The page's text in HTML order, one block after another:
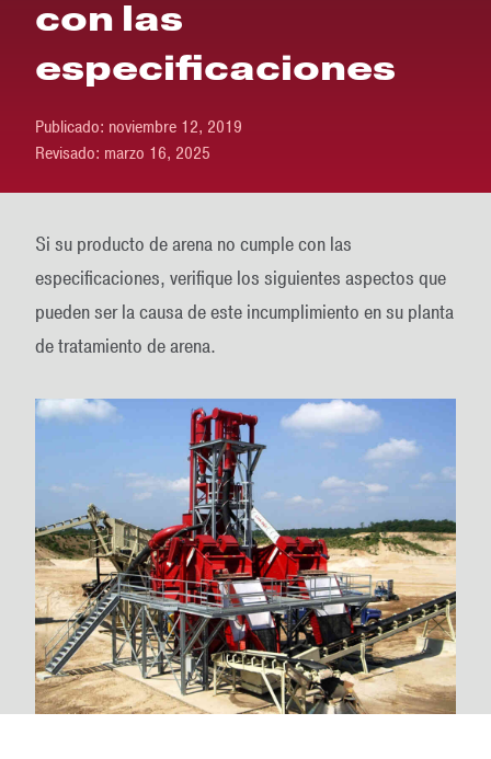
con las
especificaciones
Publicado: noviembre 12, 2019
Revisado: marzo 16, 2025
Si su producto de arena no cumple con las
especificaciones, verifique los siguientes aspectos que
pueden ser la causa de este incumplimiento en su planta
de tratamiento de arena.